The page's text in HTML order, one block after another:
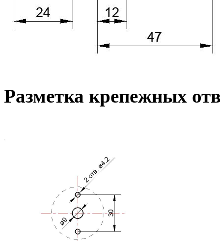
Разметка крепежных